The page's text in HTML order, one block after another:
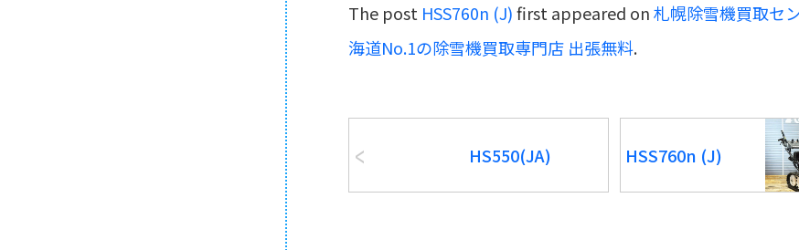
The post HSS760n (J)first appeared on札幌除雪機買取セ
海道No.1の除雪機買取専門店 出張無料.
HS550(JA) HSS760n (J)